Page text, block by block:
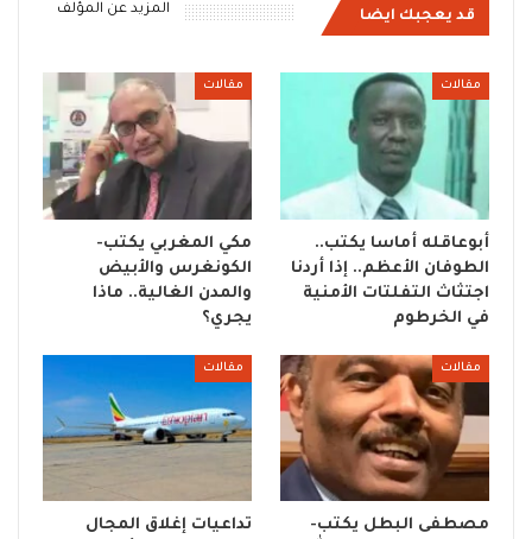
قد يعجبك ايضا المزيد عن المؤلف
مقالات
أبوعاقله أماسا يكتب..
الطوفان الأعظم.. إذا أردنا
اجتثاث التفلتات الأمنية
في الخرطوم
مقالات
مكي المغربي يكتب-
الكونغرس والأبيض
والمدن الغالية.. ماذا
يجري؟
مقالات
مصطفى البطل يكتب-
مقالات
تداعيات إغلاق المجال